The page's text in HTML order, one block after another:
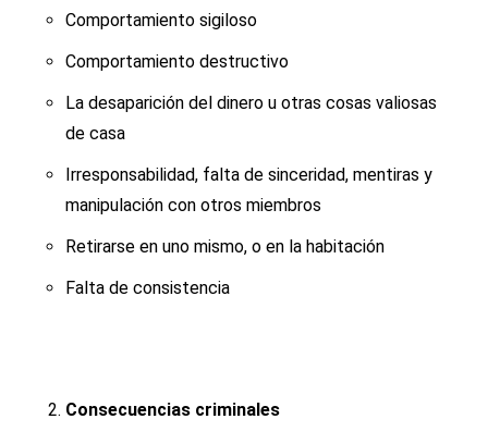
Comportamiento sigiloso
Comportamiento destructivo
La desaparición del dinero u otras cosas valiosas
de casa
Irresponsabilidad, falta de sinceridad, mentiras y
manipulación con otros miembros
Retirarse en uno mismo, o en la habitación
Falta de consistencia
Consecuencias criminales